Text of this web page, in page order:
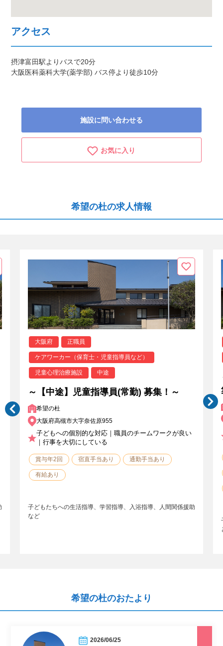
アクセス
摂津富田駅よりバスで20分
大阪医科薬科大学(薬学部) バス停より徒歩10分
施設に問い合わせる
お気に入り
希望の杜の求人情報
大阪府 正職員
ケアワーカー（保育士・児童指導員など）
児童心理治療施設 中途
～【中途】児童指導員(常勤) 募集！～
希望の杜
大阪府高槻市大字奈佐原955
子どもへの個別的な対応｜職員のチームワークが良い
｜行事を大切にしている
賞与年2回 宿直手当あり 通勤手当あり
有給あり
子どもたちへの生活指導、学習指導、入浴指導、人間関係援助
など
希望の杜のおたより
2026/06/25